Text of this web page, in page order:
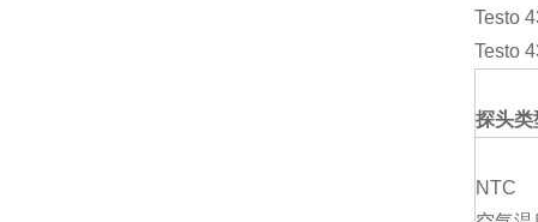
Testo
Testo
探头类
NTC